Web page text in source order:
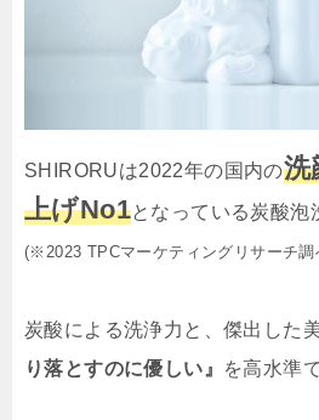
SHIRORUは2022年の国内の洗
上げNo1となっている炭酸泡
(※2023 TPCマーケティングリサーチ調
炭酸による洗浄力と、傑出した
り落とすのに優しい』
を高水準